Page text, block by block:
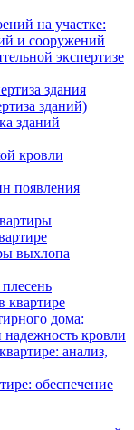
на участке:
и сооружений
экспертизе
здания
зданий)
зданий
кровли
появления
выхлопа
квартире
дома:
надежность кровли
анализ,
обеспечение